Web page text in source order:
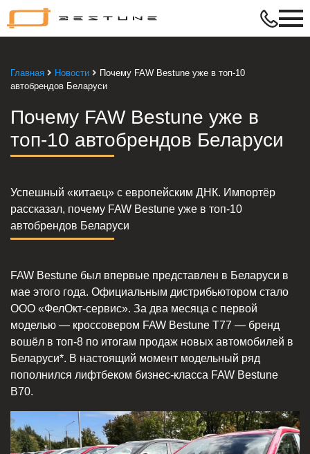
Главная Новости
Почему FAW Bestune уже в топ-10
автобрендов Беларуси
Почему FAW Bestune уже в
топ-10 автобрендов Беларуси
Успешный «китаец» с европейским ДНК. Импортёр
рассказал, почему FAW Bestune уже в топ-10
автобрендов Беларуси
FAW Bestune был впервые представлен в Беларуси в
мае этого года. Официальным дистрибьютором стало
ООО «ФелОкт-сервис». За два месяца с первой
моделью — кроссовером FAW Bestune Т77 — бренд
вошёл в топ-8 по итогам продаж новых автомобилей в
Беларуси*. В настоящий момент модельный ряд
пополнился лифтбеком бизнес-класса FAW Bestune
B70.